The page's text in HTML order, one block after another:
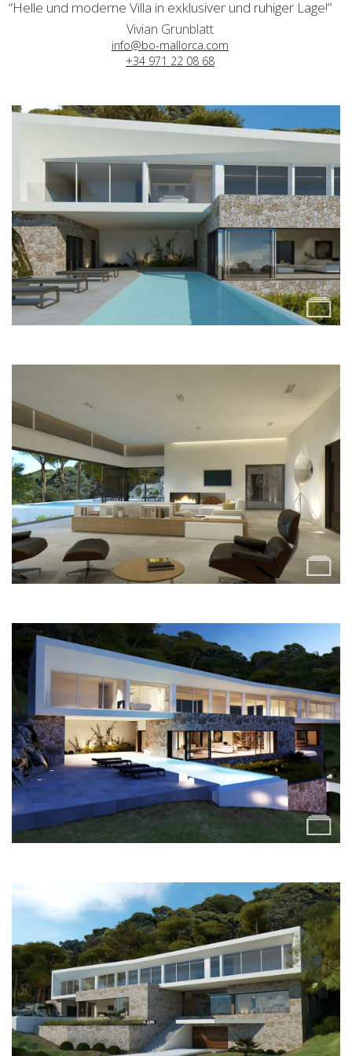
“Helle und moderne Villa in exklusiver und ruhiger Lage!”
Vivian Grunblatt
info@bo-mallorca.com
+34 971 22 08 68